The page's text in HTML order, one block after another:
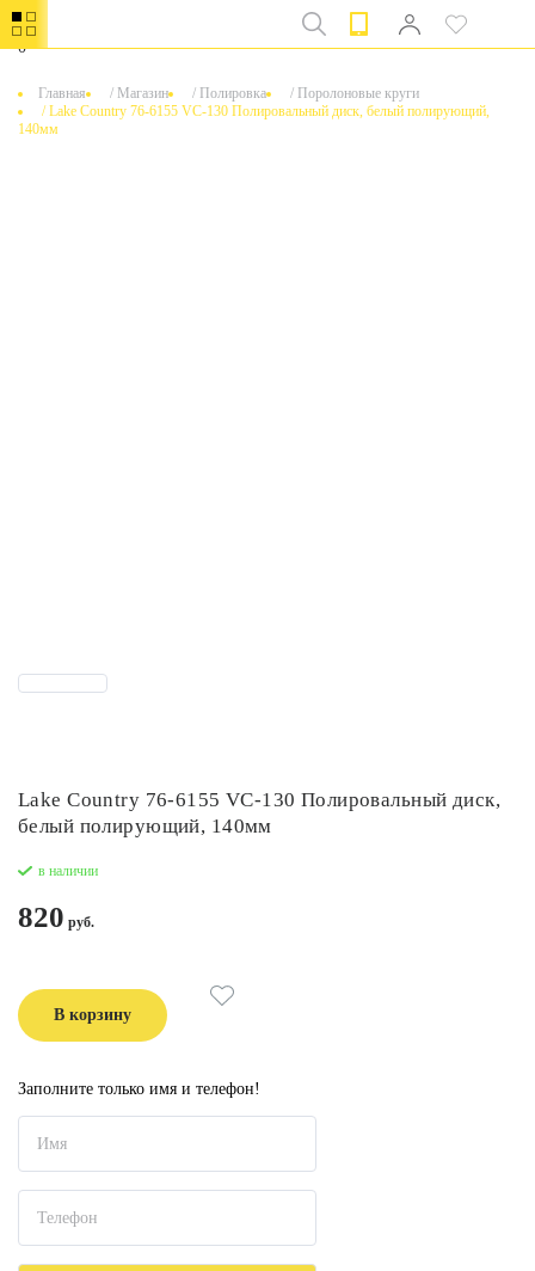
0
Главная / Магазин / Полировка / Поролоновые круги
/Lake Country 76-6155 VC-130 Полировальный диск, белый полирующий,
140мм
Lake Country 76-6155 VC-130 Полировальный диск,
белый полирующий, 140мм
в наличии
820
В корзину
Заполните только имя и телефон!